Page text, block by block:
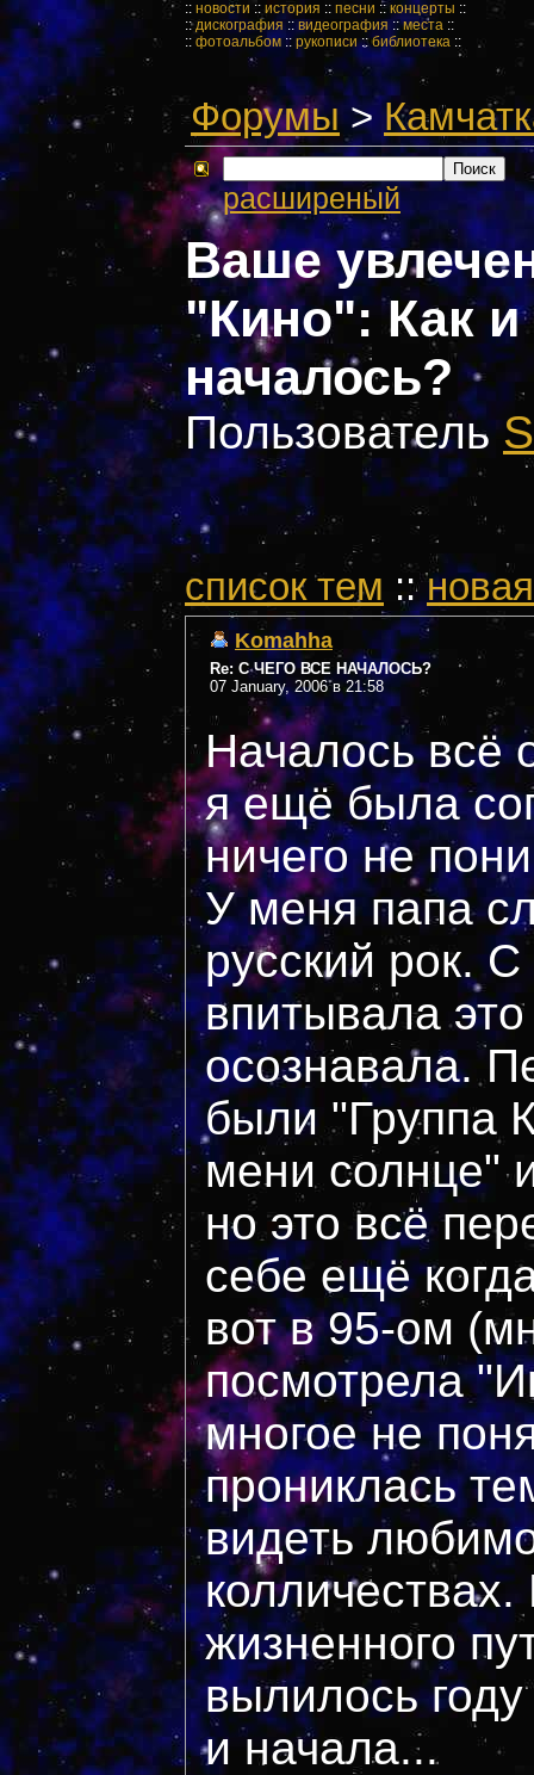
:: новости :: история :: песни :: концерты ::
::дискография :: видеография ::места ::
:: фотоальбом::рукописи::библиотека ::
Форумы>
расширеный
Ваше
"Кино": Как и
началось?
Пользователь
cписок тем ::
Komahha
Re: С ЧЕГО ВСЕ НАЧАЛОСЬ?
07 January, 2006 в 21:58
Началось всё
я ещё была
ничего не
У меня папа
русский рок. С
впитывала
осознавала.
были "Группа
мени солнце"
но это всё
себе ещё
вот в 95-ом
посмотрела
многое не
прониклась
видеть
жизненного
вылилось
и начала...